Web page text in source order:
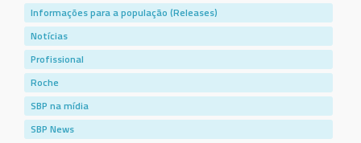
Informações para a população (Releases)
Notícias
Profissional
Roche
SBP na mídia
SBP News